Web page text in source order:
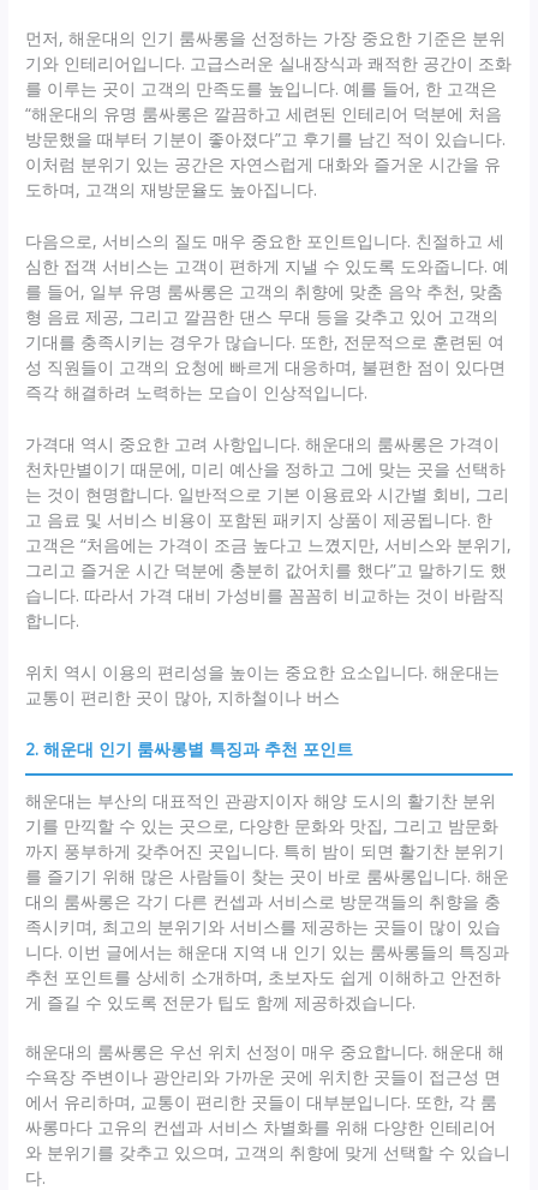
먼저, 해운대의 인기 룸싸롱을 선정하는 가장 중요한 기준은 분위
기와 인테리어입니다. 고급스러운 실내장식과 쾌적한 공간이 조화
를 이루는 곳이 고객의 만족도를 높입니다. 예를 들어, 한 고객은
“해운대의 유명 룸싸롱은 깔끔하고 세련된 인테리어 덕분에 처음
방문했을 때부터 기분이 좋아졌다”고 후기를 남긴 적이 있습니다.
이처럼 분위기 있는 공간은 자연스럽게 대화와 즐거운 시간을 유
도하며, 고객의 재방문율도 높아집니다.
다음으로, 서비스의 질도 매우 중요한 포인트입니다. 친절하고 세
심한 접객 서비스는 고객이 편하게 지낼 수 있도록 도와줍니다. 예
를 들어, 일부 유명 룸싸롱은 고객의 취향에 맞춘 음악 추천, 맞춤
형 음료 제공, 그리고 깔끔한 댄스 무대 등을 갖추고 있어 고객의
기대를 충족시키는 경우가 많습니다. 또한, 전문적으로 훈련된 여
성 직원들이 고객의 요청에 빠르게 대응하며, 불편한 점이 있다면
즉각 해결하려 노력하는 모습이 인상적입니다.
가격대 역시 중요한 고려 사항입니다. 해운대의 룸싸롱은 가격이
천차만별이기 때문에, 미리 예산을 정하고 그에 맞는 곳을 선택하
는 것이 현명합니다. 일반적으로 기본 이용료와 시간별 회비, 그리
고 음료 및 서비스 비용이 포함된 패키지 상품이 제공됩니다. 한
고객은 “처음에는 가격이 조금 높다고 느꼈지만, 서비스와 분위기,
그리고 즐거운 시간 덕분에 충분히 값어치를 했다”고 말하기도 했
습니다. 따라서 가격 대비 가성비를 꼼꼼히 비교하는 것이 바람직
합니다.
위치 역시 이용의 편리성을 높이는 중요한 요소입니다. 해운대는
교통이 편리한 곳이 많아, 지하철이나 버스
2. 해운대 인기 룸싸롱별 특징과 추천 포인트
해운대는 부산의 대표적인 관광지이자 해양 도시의 활기찬 분위
기를 만끽할 수 있는 곳으로, 다양한 문화와 맛집, 그리고 밤문화
까지 풍부하게 갖추어진 곳입니다. 특히 밤이 되면 활기찬 분위기
를 즐기기 위해 많은 사람들이 찾는 곳이 바로 룸싸롱입니다. 해운
대의 룸싸롱은 각기 다른 컨셉과 서비스로 방문객들의 취향을 충
족시키며, 최고의 분위기와 서비스를 제공하는 곳들이 많이 있습
니다. 이번 글에서는 해운대 지역 내 인기 있는 룸싸롱들의 특징과
추천 포인트를 상세히 소개하며, 초보자도 쉽게 이해하고 안전하
게 즐길 수 있도록 전문가 팁도 함께 제공하겠습니다.
해운대의 룸싸롱은 우선 위치 선정이 매우 중요합니다. 해운대 해
수욕장 주변이나 광안리와 가까운 곳에 위치한 곳들이 접근성 면
에서 유리하며, 교통이 편리한 곳들이 대부분입니다. 또한, 각 룸
싸롱마다 고유의 컨셉과 서비스 차별화를 위해 다양한 인테리어
와 분위기를 갖추고 있으며, 고객의 취향에 맞게 선택할 수 있습니
다.